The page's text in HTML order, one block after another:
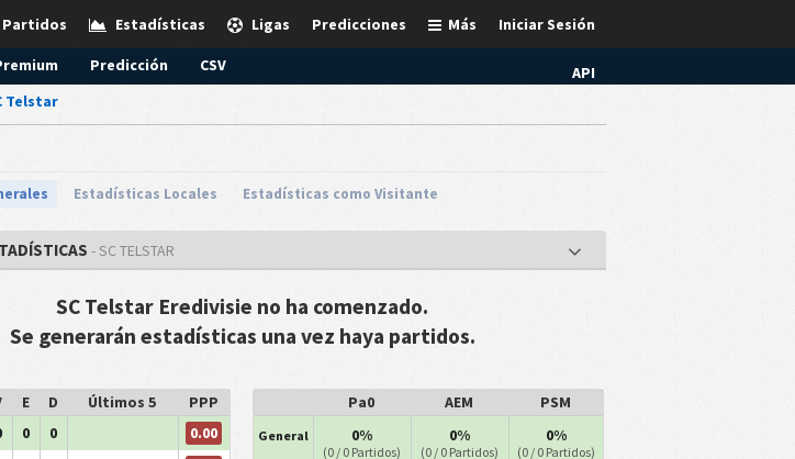
Iniciar Sesión
Más
Predicciones
Ligas
Estadísticas
Partidos
API
Predicción
CSV
Telstar
Estadísticas Locales Estadísticas como Visitante
- SC TELSTAR
SC Telstar Eredivisie no ha comenzado.
Se generarán estadísticas una vez haya partidos.
E D Últimos 5 PPP
0 0 0.00
Pa0 AEM PSM
General 0%
(0 / 0 Partidos)
0%
(0 / 0 Partidos)
0%
(0 / 0 Partidos)